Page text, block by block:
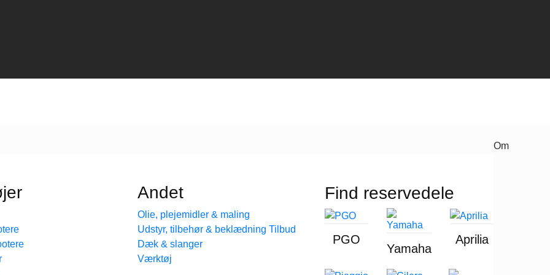
Andet
Olie, plejemidler & maling
Udstyr, tilbehør & beklædning
Dæk & slanger
Værktøj
Find reservedele
PGO
Yamaha
Aprilia
Om